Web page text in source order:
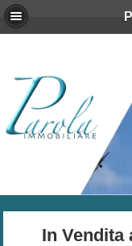
In Vendita